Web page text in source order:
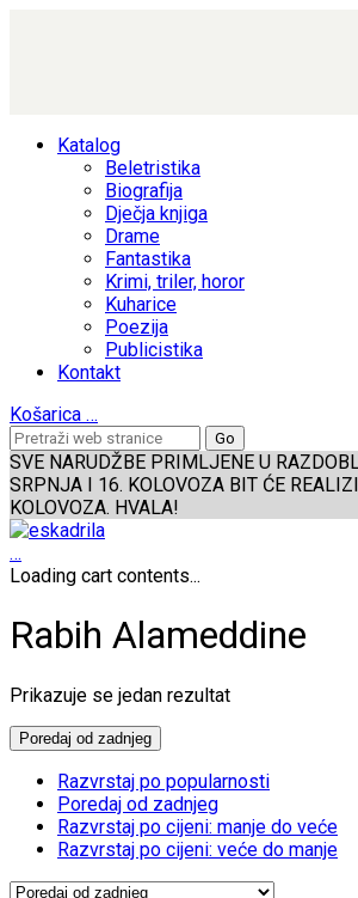
Katalog
Beletristika
Biografija
Dječja knjiga
Drame
Fantastika
Krimi, triler, horor
Kuharice
Poezija
Publicistika
Kontakt
Košarica …
SVE NARUDŽBE PRIMLJENE U
SRPNJA I 16. KOLOVOZA BIT ĆE
KOLOVOZA. HVALA!
…
Loading cart contents...
Rabih Alameddine
Prikazuje se jedan rezultat
Poredaj od zadnjeg
Razvrstaj po popularnosti
Poredaj od zadnjeg
Razvrstaj po cijeni: manje do veće
Razvrstaj po cijeni: veće do manje